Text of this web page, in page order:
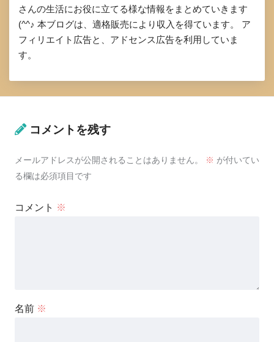
さんの生活にお役に立てる様な情報をまとめていきます
(^^♪ 本ブログは、適格販売により収入を得ています。 ア
フィリエイト広告と、アドセンス広告を利用していま
す。
コメントを残す
メールアドレスが公開されることはありません。 ※ が付いてい
る欄は必須項目です
コメント ※
名前 ※